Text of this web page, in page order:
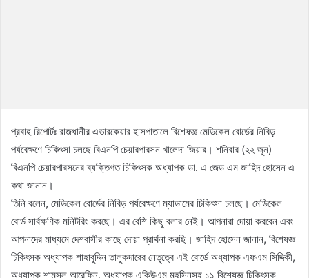
প্রবাহ রিপোর্টঃ রাজধানীর এভারকেয়ার হাসপাতালে বিশেষজ্ঞ মেডিকেল বোর্ডের নিবিড়
পর্যবেক্ষণে চিকিৎসা চলছে বিএনপি চেয়ারপারসন খালেদা জিয়ার। শনিবার (২২ জুন)
বিএনপি চেয়ারপারসনের ব্যক্তিগত চিকিৎসক অধ্যাপক ডা. এ জেড এম জাহিদ হোসেন এ
কথা জানান।
তিনি বলেন, মেডিকেল বোর্ডের নিবিড় পর্যবেক্ষণে ম্যাডামের চিকিৎসা চলছে। মেডিকেল
বোর্ড সার্বক্ষণিক মনিটরিং করছে। এর বেশি কিছু বলার নেই। আপনারা দোয়া করবেন এবং
আপনাদের মাধ্যমে দেশবাসীর কাছে দোয়া প্রার্থনা করছি। জাহিদ হোসেন জানান, বিশেষজ্ঞ
চিকিৎসক অধ্যাপক শাহাবুদ্দিন তালুকদারের নেতৃত্বে এই বোর্ডে অধ্যাপক এফএম সিদ্দিকী,
অধ্যাপক শামসুল আরেফিন, অধ্যাপক একিউএম মহসিনসহ ১১ বিশেষজ্ঞ চিকিৎসক